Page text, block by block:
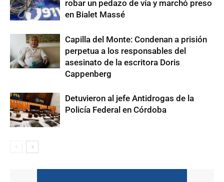
robar un pedazo de vía y marchó preso
en Bialet Massé
Capilla del Monte: Condenan a prisión
perpetua a los responsables del
asesinato de la escritora Doris
Cappenberg
Detuvieron al jefe Antidrogas de la
Policía Federal en Córdoba